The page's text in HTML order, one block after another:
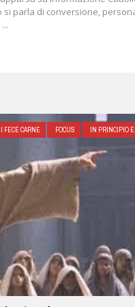
di conversione, personalmente
FECE CARNE FOCUS
IN PRINCIPIO